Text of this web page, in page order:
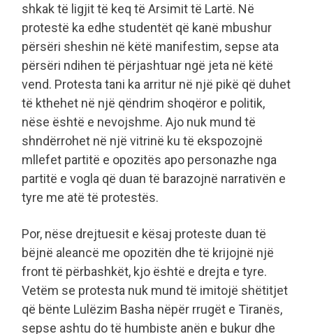
shkak të ligjit të keq të Arsimit të Lartë. Në
protestë ka edhe studentët që kanë mbushur
përsëri sheshin në këtë manifestim, sepse ata
përsëri ndihen të përjashtuar ngë jeta në këtë
vend. Protesta tani ka arritur në një pikë që duhet
të kthehet në një qëndrim shoqëror e politik,
nëse është e nevojshme. Ajo nuk mund të
shndërrohet në një vitrinë ku të ekspozojnë
mllefet partitë e opozitës apo personazhe nga
partitë e vogla që duan të barazojnë narrativën e
tyre me atë të protestës.
Por, nëse drejtuesit e kësaj proteste duan të
bëjnë aleancë me opozitën dhe të krijojnë një
front të përbashkët, kjo është e drejta e tyre.
Vetëm se protesta nuk mund të imitojë shëtitjet
që bënte Lulëzim Basha nëpër rrugët e Tiranës,
sepse ashtu do të humbiste anën e bukur dhe